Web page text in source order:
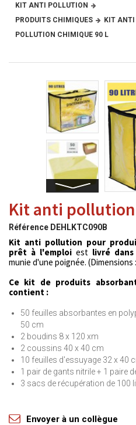
KIT ANTI POLLUTION
PRODUITS CHIMIQUES
KIT ANTI
POLLUTION CHIMIQUE 90 L
Kit anti
Référence DEHLKTC090B
Kit anti pollution pour
prêt à l'emploiestlivré dans
munie d'une poignée. (Dimensions :
Ce kit de produits
contient :
50 feuilles absorbantes en
50 cm
2 boudins 8 x 120 xm
2 coussins 40 x 40 cm
10 feuilles d'essuyage 32 x 40
1 pair de gants nitrile + 1 paire
3 sacs de récupération de 100
Envoyer à un collègue